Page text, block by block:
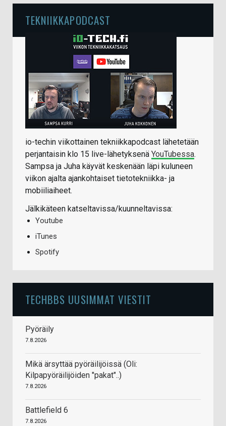
TEKNIIKKAPODCAST
io-techin viikottainen tekniikkapodcast lähetetään
perjantaisin klo 15 live-lähetyksenä YouTubessa.
Sampsa ja Juha käyvät keskenään läpi kuluneen
viikon ajalta ajankohtaiset tietotekniikka- ja
mobiiliaiheet.
Jälkikäteen katseltavissa/kuunneltavissa:
Youtube
iTunes
Spotify
TECHBBS UUSIMMAT VIESTIT
Pyöräily
7.8.2026
Mikä ärsyttää pyöräilijöissä (Oli:
Kilpapyöräilijöiden "pakat"..)
7.8.2026
Battlefield 6
7.8.2026